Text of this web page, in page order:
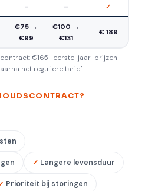
– – ✓
€75 →
€99
€100 →
€131
€ 189
€165 · eerste-jaar-prijzen
het reguliere tarief.
Langere levensduur
Prioriteit bij storingen